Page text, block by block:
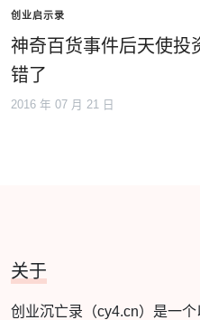
创业启示录
神奇百货事件后天使投
错了
2016 年 07 月 21 日
关于
创业沉亡录（cy4.cn）是一